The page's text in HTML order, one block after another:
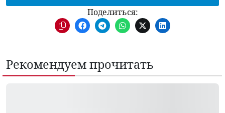
Поделиться:
Рекомендуем прочитать